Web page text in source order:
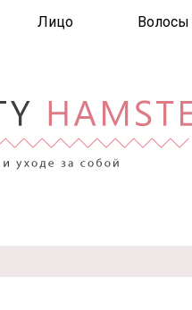
Лицо Волосы